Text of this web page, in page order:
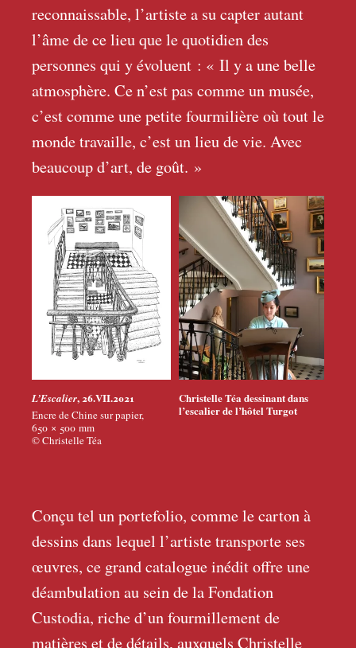
reconnaissable, l’artiste a su capter autant
l’âme de ce lieu que le quotidien des
personnes qui y évoluent : « Il y a une belle
atmosphère. Ce n’est pas comme un musée,
c’est comme une petite fourmilière où tout le
monde travaille, c’est un lieu de vie. Avec
beaucoup d’art, de goût. »
L’Escalier, 26.VII.2021
Encre de Chine sur papier,
650 × 500 mm
© Christelle Téa
Christelle Téa dessinant dans
l’escalier de l’hôtel Turgot
Conçu tel un portefolio, comme le carton à
dessins dans lequel l’artiste transporte ses
œuvres, ce grand catalogue inédit offre une
déambulation au sein de la Fondation
Custodia, riche d’un fourmillement de
matières et de détails, auxquels Christelle